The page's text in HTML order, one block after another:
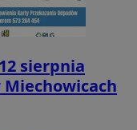
sierpnia